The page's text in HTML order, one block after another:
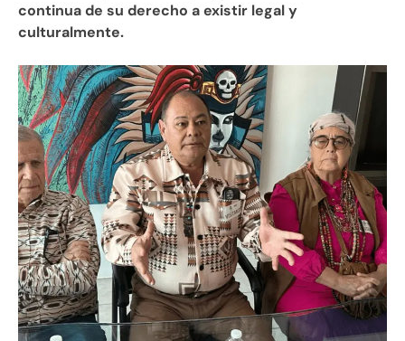
continua de su derecho a existir legal y
culturalmente.